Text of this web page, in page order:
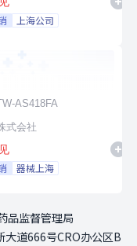
上海公司
AS418FA
式会社
器械上海
品监督管理局
大道666号CRO办公区B